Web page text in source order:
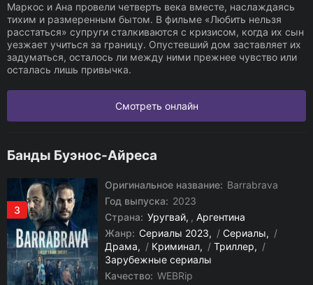
Маркос и Ана провели четверть века вместе, наслаждаясь
тихим и размеренным бытом. В фильме «Любить нельзя
расстаться» супруги сталкиваются с кризисом, когда их сын
уезжает учиться за границу. Опустевший дом заставляет их
задуматься, осталось ли между ними прежнее чувство или
осталась лишь привычка.
Смотреть онлайн
Банды Буэнос-Айреса
3
Оригинальное название: Barrabrava
Год выпуска: 2023
Страна: Уругвай , Аргентина
Жанр: Сериалы 2023 / Сериалы
/
Драма
/ Криминал / Триллер
/
Зарубежные сериалы
Качество: WEBRip